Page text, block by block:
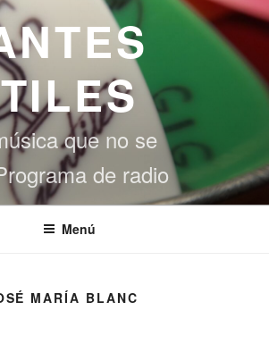
que no se
de radio
Menú
MARÍA BLANC